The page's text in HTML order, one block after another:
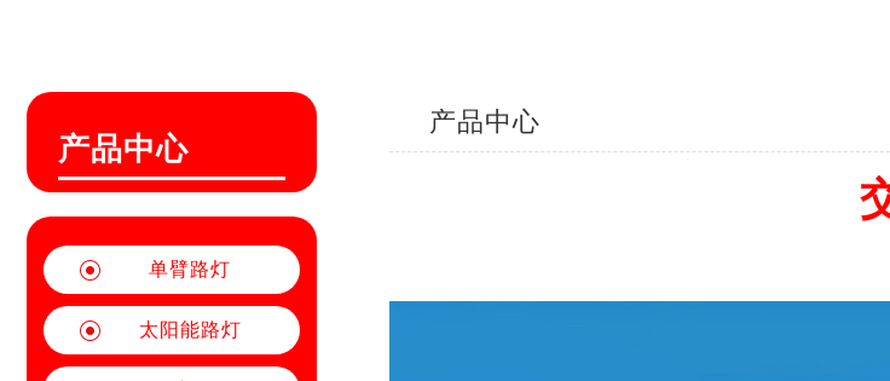
产品中心
单臂路灯
太阳能路灯
产品中心